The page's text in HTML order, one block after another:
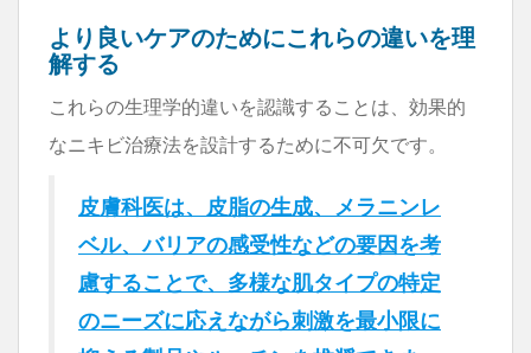
より良いケアのためにこれらの違いを理
解する
これらの生理学的違いを認識することは、効果的
なニキビ治療法を設計するために不可欠です。
皮膚科医は、皮脂の生成、メラニンレ
ベル、バリアの感受性などの要因を考
慮することで、多様な肌タイプの特定
のニーズに応えながら刺激を最小限に